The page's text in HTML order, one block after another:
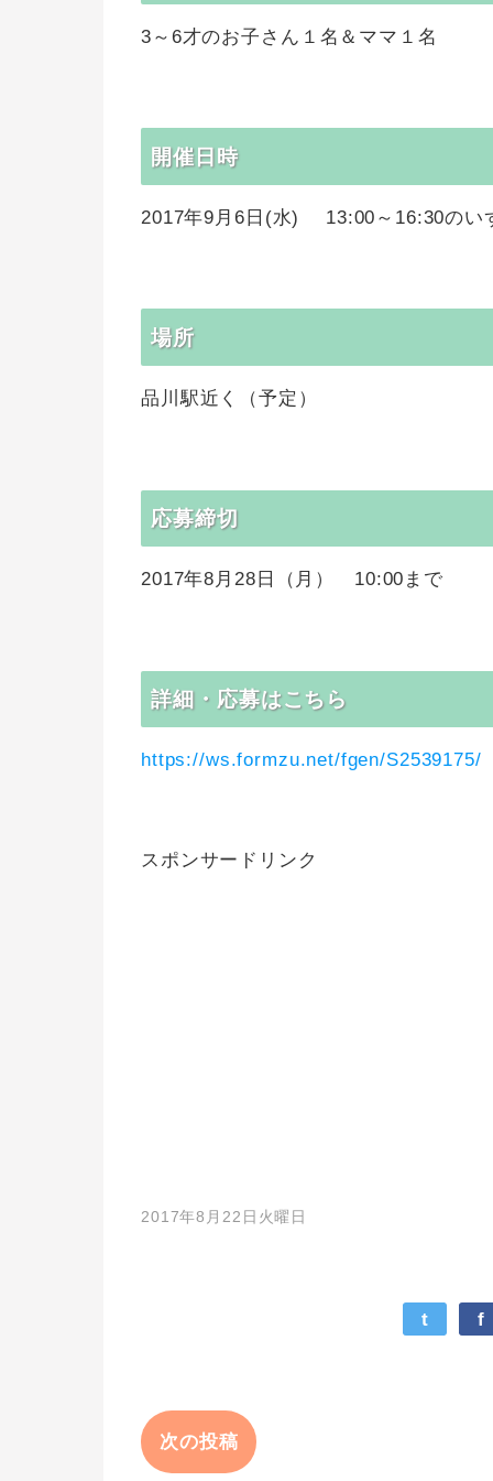
3～6才のお子さん１名＆ママ１名
開催日時
2017年9月6日(水) 13:00～16:30のい
場所
品川駅近く（予定）
応募締切
2017年8月28日（月） 10:00まで
詳細・応募はこちら
https://ws.formzu.net/fgen/S2539175/
スポンサードリンク
2017年8月22日火曜日
t f
次の投稿